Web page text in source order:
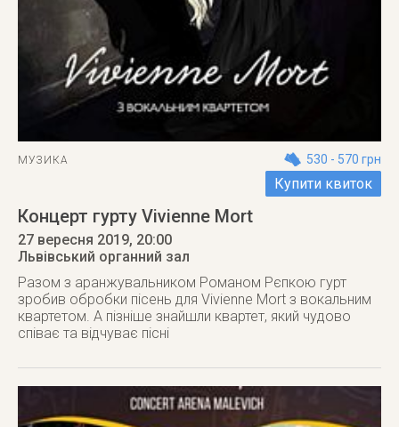
МУЗИКА 530 - 570 грн
Купити квиток
Концерт гурту Vivienne Mort
27 вересня 2019, 20:00
Львівський органний зал
Разом з аранжувальником Романом Рєпкою гурт
зробив обробки пісень для Vivienne Mort з вокальним
квартетом. А пізніше знайшли квартет, який чудово
співає та відчуває пісні